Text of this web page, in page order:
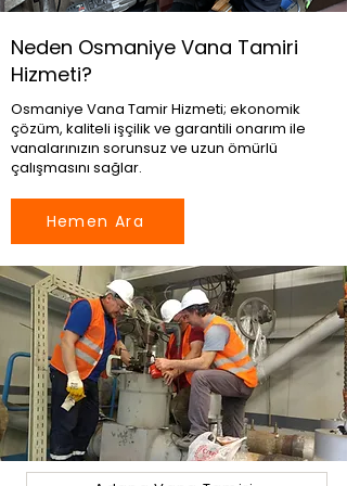
Neden Osmaniye Vana Tamiri
Hizmeti?
Osmaniye Vana Tamir Hizmeti; ekonomik
çözüm, kaliteli işçilik ve garantili onarım ile
vanalarınızın sorunsuz ve uzun ömürlü
çalışmasını sağlar.
Hemen Ara